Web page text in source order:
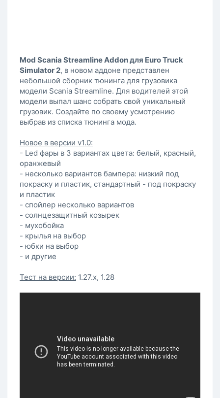
Mod Scania Streamline Addon для Euro Truck
Simulator 2, в новом аддоне представлен
небольшой сборник тюнинга для грузовика
модели Scania Streamline. Для водителей этой
модели выпал шанс собрать свой уникальный
грузовик. Создайте по своему усмотрению
выбрав из списка тюнинга мода.
Новое в версии v1.0:
- Led фары в 3 вариантах цвета: белый, красный,
оранжевый
- несколько вариантов бампера: низкий под
покраску и пластик, стандартный - под покраску
и пластик
- спойлер несколько вариантов
- солнцезащитный козырек
- мухобойка
- крылья на выбор
- юбки на выбор
- и другие
Тест на версии: 1.27.х, 1.28